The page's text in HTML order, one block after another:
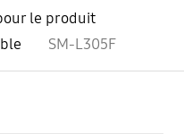
le produit
SM-L305F